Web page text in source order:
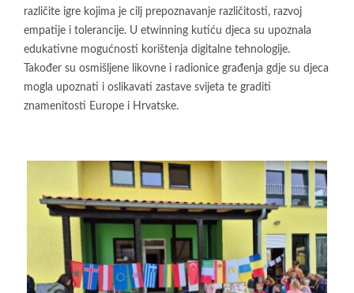
različite igre kojima je cilj prepoznavanje različitosti, razvoj
empatije i tolerancije. U etwinning kutiću djeca su upoznala
edukativne mogućnosti korištenja digitalne tehnologije.
Također su osmišljene likovne i radionice građenja gdje su djeca
mogla upoznati i oslikavati zastave svijeta te graditi
znamenitosti Europe i Hrvatske.